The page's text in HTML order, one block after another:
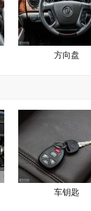
方向盘
车钥匙